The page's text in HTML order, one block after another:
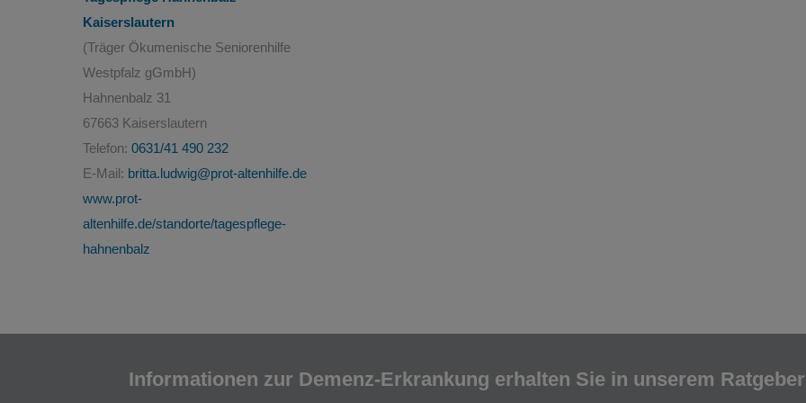
Kaiserslautern
(Träger Ökumenische Seniorenhilfe
Westpfalz gGmbH)
Hahnenbalz 31
67663 Kaiserslautern
Telefon: 0631/41 490 232
E-Mail: britta.ludwig@prot-altenhilfe.de
www.prot-
altenhilfe.de/standorte/tagespflege-
hahnenbalz
Informationen zur Demenz-Erkrankung erhalten Sie in unserem